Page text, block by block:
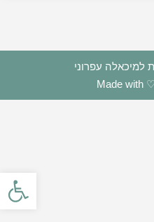
למיכאלה עפרוני
Made with
פתח